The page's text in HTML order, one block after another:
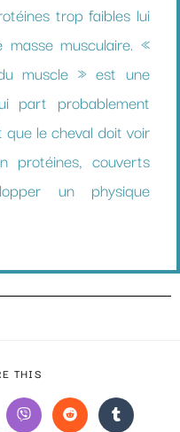
trop faibles lui
musculaire. «
muscle » est une
part probablement
le cheval doit voir
protéines, couverts
un physique
THIS